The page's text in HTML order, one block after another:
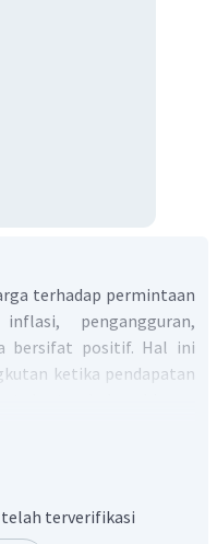
terhadap permintaan
pengangguran,
bersifat positif. Hal ini
ketika pendapatan
dengan hukum
keduanya tidak
telah terverifikasi